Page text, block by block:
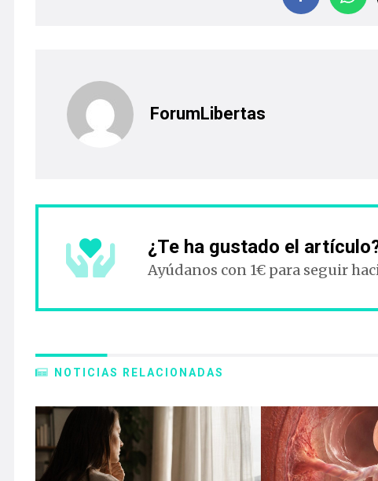
ForumLibertas
¿Te ha gustado el
Ayúdanos con 1€ para seguir
NOTICIAS RELACIONADAS